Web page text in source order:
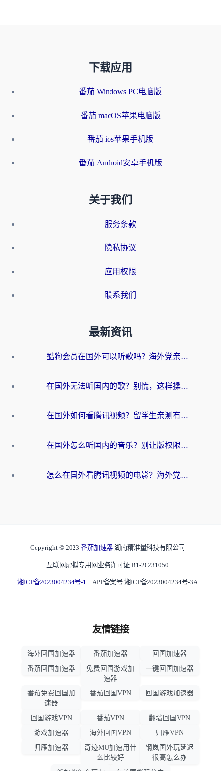
下载应用
番茄 Windows PC电脑版
番茄 macOS苹果电脑版
番茄 ios苹果手机版
番茄 Android安卓手机版
关于我们
服务条款
隐私协议
应用权限
联系我们
最新资讯
酷狗会员在国外可以听歌吗？海外党亲测有效：3步解决音乐权限难题
在国外无法听国内的歌？别慌，这样操作就能畅听QQ音乐（附亲测加速器推荐）
在国外如何看腾讯视频？留学生亲测有效的回国加速方案
在国外怎么听国内的音乐？别让版权限制断了你的华语歌单
怎么在国外看腾讯视频的电影？海外党亲测有效的回国加速指南
Copyright © 2023 番茄加速器 湖南精准量科技有限公司
互联网虚拟专用网业务许可证 B1-20231050
湘ICP备2023004234号-1 APP备案号 湘ICP备2023004234号-3A
友情链接
海外回国加速器 番茄加速器
回国加速器
番茄回国加速器
免费回国游戏加
速器
一键回国加速器
番茄免费回国加
速器
番茄回国VPN 回国游戏加速器
回国游戏VPN 番茄VPN
翻墙回国VPN
游戏加速器
海外回国VPN
归雁VPN
归雁加速器
奇迹MU加速用什
么比较好
钢岚国外玩延迟
很高怎么办